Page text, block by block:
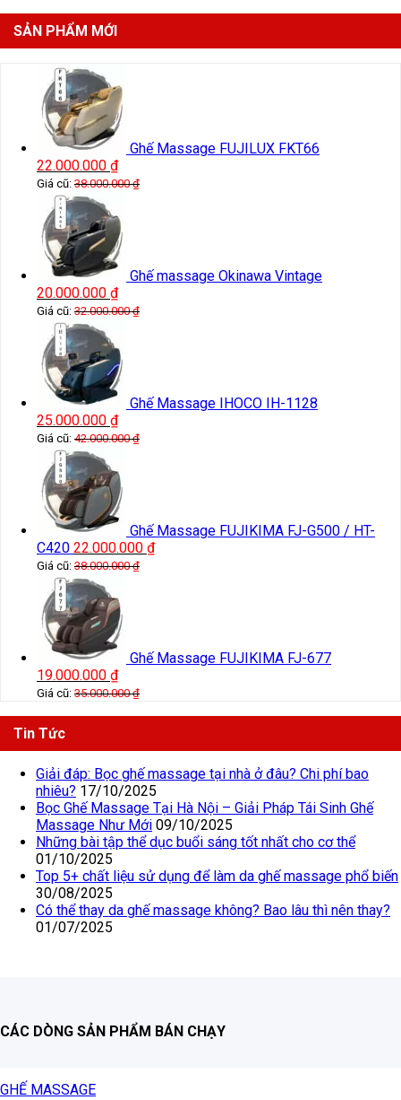
SẢN PHẨM MỚI
Ghế Massage FUJILUX FKT66
22.000.000 ₫
Giá cũ: 38.000.000₫
Ghế massage Okinawa Vintage
20.000.000 ₫
Giá cũ: 32.000.000₫
Ghế Massage IHOCO IH-1128
25.000.000 ₫
Giá cũ: 42.000.000₫
Ghế Massage FUJIKIMA FJ-G500 / HT-
C420 22.000.000 ₫
Giá cũ: 38.000.000₫
Ghế Massage FUJIKIMA FJ-677
19.000.000 ₫
Giá cũ: 35.000.000₫
Tin Tức
Giải đáp: Bọc ghế massage tại nhà ở đâu? Chi phí bao
nhiêu? 17/10/2025
Bọc Ghế Massage Tại Hà Nội – Giải Pháp Tái Sinh Ghế
Massage Như Mới 09/10/2025
Những bài tập thể dục buổi sáng tốt nhất cho cơ thể
01/10/2025
Top 5+ chất liệu sử dụng để làm da ghế massage phổ biến
30/08/2025
Có thể thay da ghế massage không? Bao lâu thì nên thay?
01/07/2025
CÁC DÒNG SẢN PHẨM BÁN CHẠY
GHẾ MASSAGE